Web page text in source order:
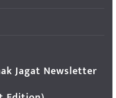
Jagat Newsletter